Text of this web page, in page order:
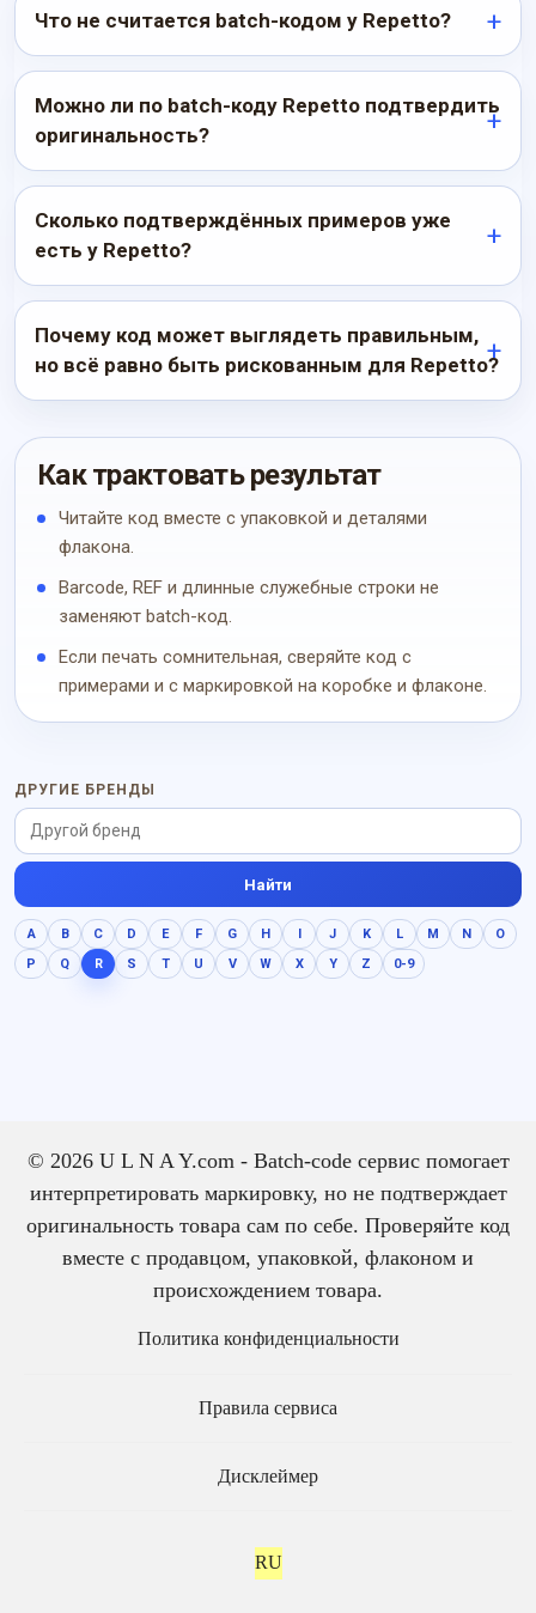
Что не считается batch-кодом у Repetto?
Можно ли по batch-коду Repetto подтвердить
оригинальность?
Сколько подтверждённых примеров уже
есть у Repetto?
Почему код может выглядеть правильным,
но всё равно быть рискованным для Repetto?
Как трактовать результат
Читайте код вместе с упаковкой и деталями
флакона.
Barcode, REF и длинные служебные строки не
заменяют batch-код.
Если печать сомнительная, сверяйте код с
примерами и с маркировкой на коробке и флаконе.
ДРУГИЕ БРЕНДЫ
Найти
A B C D E F G H I J K L M N
O
P
Q R S T U V W X Y Z 0-9
© 2026 U L N A Y.com - Batch-code сервис помогает
интерпретировать маркировку, но не подтверждает
оригинальность товара сам по себе. Проверяйте код
вместе с продавцом, упаковкой, флаконом и
происхождением товара.
Политика конфиденциальности
Правила сервиса
Дисклеймер
RU